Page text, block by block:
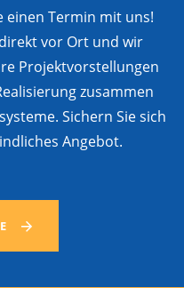
einen Termin mit uns!
vor Ort und wir
Projektvorstellungen
zusammen
Sichern Sie sich
Angebot.